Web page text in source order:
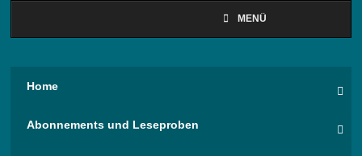
MENÜ
Home
Abonnements und Leseproben